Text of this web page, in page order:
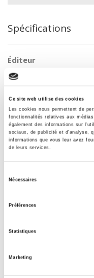
Ce site web utilise des cookies
Les cookies nous permettent de
fonctionnalités relatives aux
également des informations sur
sociaux, de publicité et d'analyse,
informations que vous leur avez
de leurs services.
Nécessaires
Préférences
Statistiques
Marketing
Spécifications
Éditeur
Presses de Sciences Po
Auteur
Philippe Urfalino,Martha
Collection
Académique
Langue
français
20e siècle
Internet Hierarchy
Internet Hierarchy
Internet Hierarchy